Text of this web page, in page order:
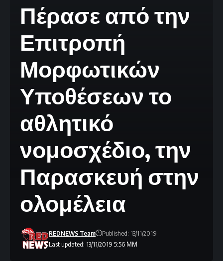
Πέρασε από την
Επιτροπή
Μορφωτικών
Υποθέσεων το
αθλητικό
νομοσχέδιο, την
Παρασκευή στην
ολομέλεια
Last updated: 13/11/2019 5:56 ΜΜ
REDNEWS Team Published: 13/11/2019